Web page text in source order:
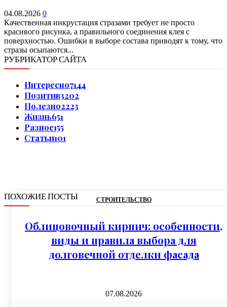
04.08.2026 0
Качественная инкрустация стразами требует не просто
красивого рисунка, а правильного соединения клея с
поверхностью. Ошибки в выборе состава приводят к тому, что
стразы осыпаются...
РУБРИКАТОР САЙТА
Интересно7144
Позитив3202
Полезно2223
Жизнь651
Разное155
Статьи101
ПОХОЖИЕ ПОСТЫ СТРОИТЕЛЬСТВО
Облицовочный кирпич: особенности,
виды и правила выбора для
долговечной отделки фасада
07.08.2026